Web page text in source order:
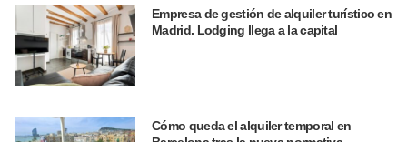
Empresa de gestión de alquiler turístico en
Madrid. Lodging llega a la capital
Cómo queda el alquiler temporal en